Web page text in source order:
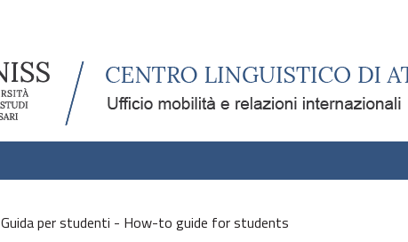
Guida per studenti - How-to guide for students